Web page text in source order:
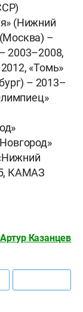
(Нижний
–
2003–2008,
«Томь»
– 2013–
КАМАЗ
Артур Казанцев